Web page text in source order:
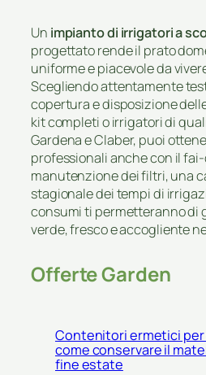
Un impianto di irrigatori a
progettato rende il prato
uniforme e piacevole da
Scegliendo attentamente
copertura e disposizione
kit completi o irrigatori di
Gardena e Claber, puoi
professionali anche con il
manutenzione dei filtri, una
stagionale dei tempi di
consumi ti permetteranno di
verde, fresco e accogliente
Offerte Garden
Contenitori ermetici per
come conservare il
fine estate